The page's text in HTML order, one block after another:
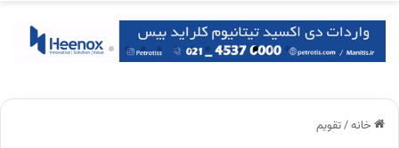
خانه/تقویم